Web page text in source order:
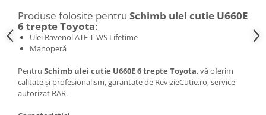
Produse folosite pentru Schimb ulei cutie U660E
6 trepte Toyota:
Ulei Ravenol ATF T-WS Lifetime
Manoperă
Pentru Schimb ulei cutie U660E 6 trepte Toyota, vă oferim
calitate și profesionalism, garantate de RevizieCutie.ro, service
autorizat RAR.